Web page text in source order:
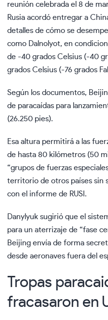
reunión celebrada el 8 de
Rusia acordó entregar a
detalles de cómo se
como Dalnolyot, en
de -40 grados Celsius (-40
grados Celsius (-76 grados
Según los documentos,
de paracaídas para
(26.250 pies).
Esa altura permitirá a las
de hasta 80 kilómetros (50
“grupos de fuerzas
territorio de otros países sin
con el informe de RUSI.
Danylyuk sugirió que el
para un aterrizaje de “fase
Beijing envía de forma
desde aeronaves fuera del
Tropas
fracasaron en